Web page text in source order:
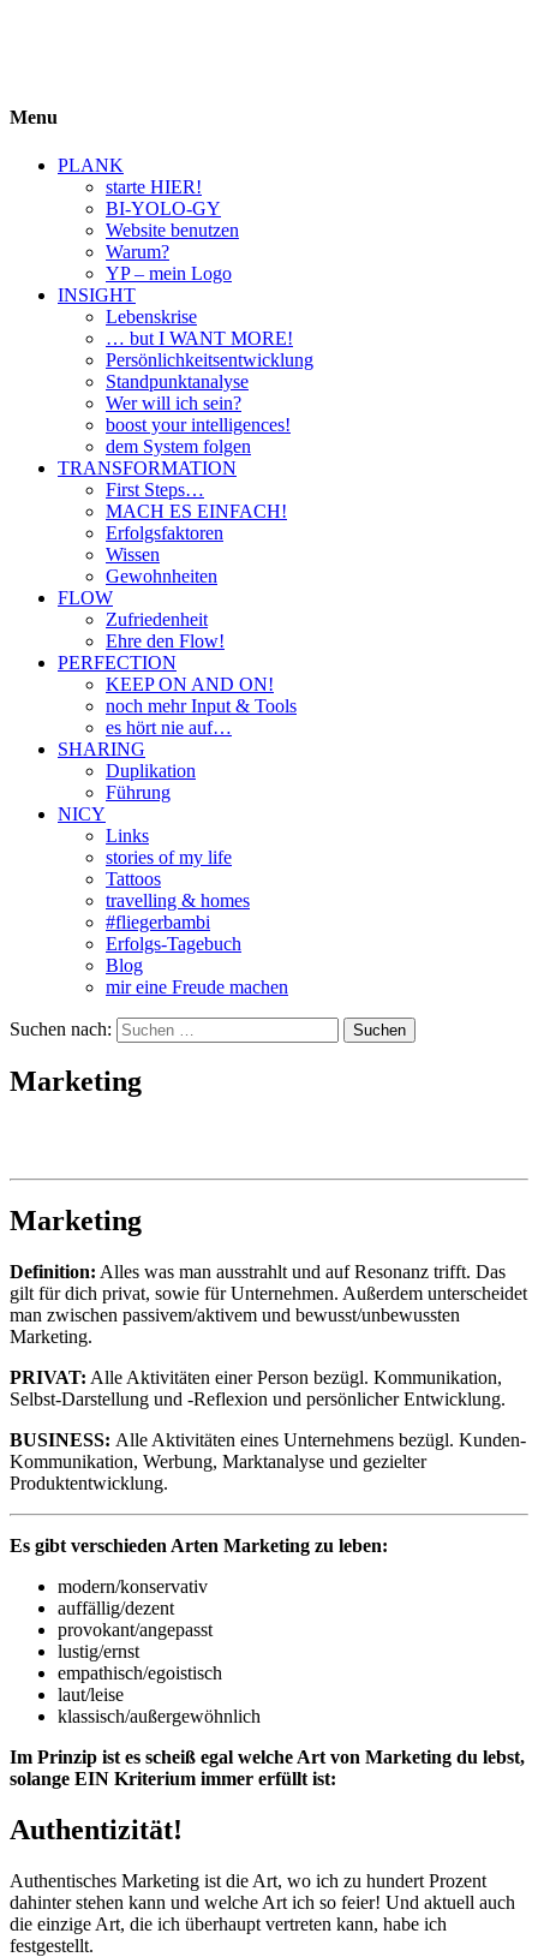
Menu
PLANK
starte HIER!
BI-YOLO-GY
Website benutzen
Warum?
YP – mein Logo
INSIGHT
Lebenskrise
… but I WANT MORE!
Persönlichkeitsentwicklung
Standpunktanalyse
Wer will ich sein?
boost your intelligences!
dem System folgen
TRANSFORMATION
First Steps…
MACH ES EINFACH!
Erfolgsfaktoren
Wissen
Gewohnheiten
FLOW
Zufriedenheit
Ehre den Flow!
PERFECTION
KEEP ON AND ON!
noch mehr Input & Tools
es hört nie auf…
SHARING
Duplikation
Führung
NICY
Links
stories of my life
Tattoos
travelling & homes
#fliegerbambi
Erfolgs-Tagebuch
Blog
mir eine Freude machen
Suchen nach:
Marketing
Marketing
Definition: Alles was man ausstrahlt und auf Resonanz trifft. Das
gilt für dich privat, sowie für Unternehmen. Außerdem unterscheidet
man zwischen passivem/aktivem und bewusst/unbewussten
Marketing.
PRIVAT: Alle Aktivitäten einer Person bezügl. Kommunikation,
Selbst-Darstellung und -Reflexion und persönlicher Entwicklung.
BUSINESS: Alle Aktivitäten eines Unternehmens bezügl. Kunden-
Kommunikation, Werbung, Marktanalyse und gezielter
Produktentwicklung.
Es gibt verschieden Arten Marketing zu leben:
modern/konservativ
auffällig/dezent
provokant/angepasst
lustig/ernst
empathisch/egoistisch
laut/leise
klassisch/außergewöhnlich
Im Prinzip ist es scheiß egal welche Art von Marketing du lebst,
solange EIN Kriterium immer erfüllt ist:
Authentizität!
Authentisches Marketing ist die Art, wo ich zu hundert Prozent
dahinter stehen kann und welche Art ich so feier! Und aktuell auch
die einzige Art, die ich überhaupt vertreten kann, habe ich
festgestellt.